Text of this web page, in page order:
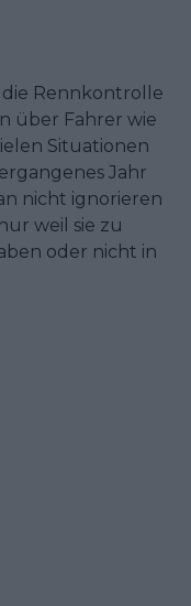
die Rennkontrolle
über Fahrer wie
Situationen
Jahr
nicht ignorieren
weil sie zu
oder nicht in